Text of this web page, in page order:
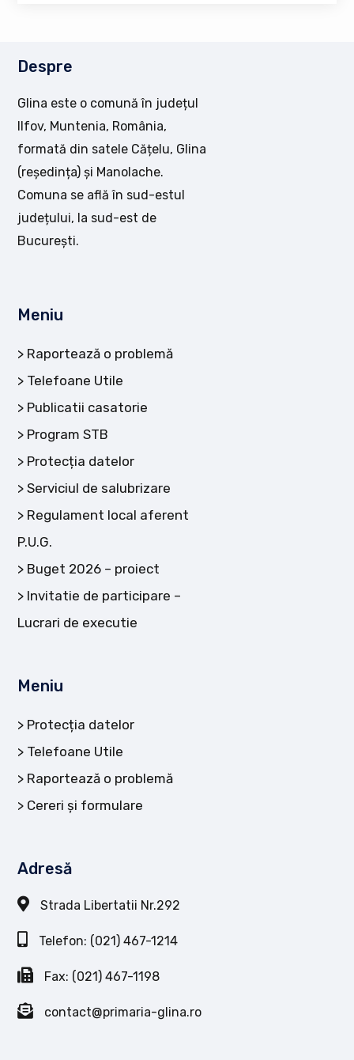
Despre
Glina este o comună în județul
Ilfov, Muntenia, România,
formată din satele Cățelu, Glina
(reședința) și Manolache.
Comuna se află în sud-estul
județului, la sud-est de
București.
Meniu
Raportează o problemă
Telefoane Utile
Publicatii casatorie
Program STB
Protecția datelor
Serviciul de salubrizare
Regulament local aferent
P.U.G.
Buget 2026 – proiect
Invitatie de participare –
Lucrari de executie
Meniu
Protecția datelor
Telefoane Utile
Raportează o problemă
Cereri și formulare
Adresă
Strada Libertatii Nr.292
Telefon: (021) 467-1214
Fax: (021) 467-1198
contact@primaria-glina.ro